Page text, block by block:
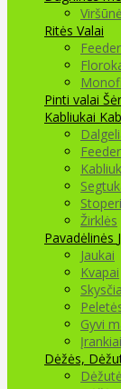
Ritės Valai
Pinti valai
Kabliukai
Žirklės
Pavadėlinės
Jaukai
Kvapai
Gyvi
Dėžės,